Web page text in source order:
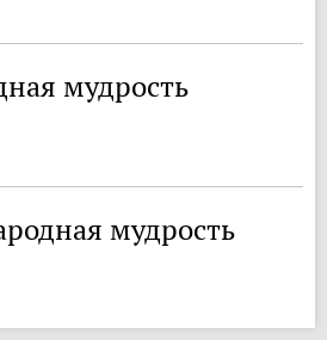
мудрость
мудрость